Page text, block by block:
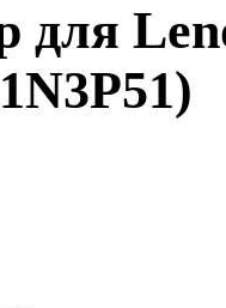
для